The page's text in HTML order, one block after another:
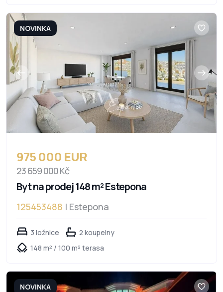
NOVINKA
975 000 EUR
23 659 000 Kč
Byt na prodej 148 m² Estepona
125453488 | Estepona
3 ložnice
2 koupelny
148 m² / 100 m² terasa
NOVINKA